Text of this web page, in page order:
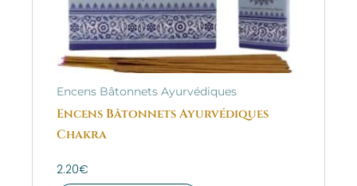
Encens Bâtonnets Ayurvédiques
Encens Bâtonnets Ayurvédiques
Chakra
2.20€